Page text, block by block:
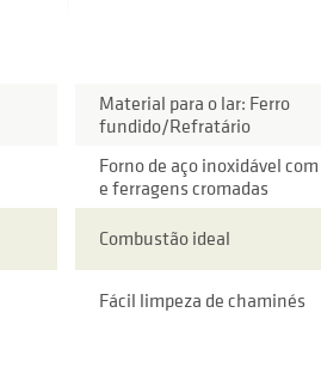
Material para o lar: Ferro
fundido/Refratário
Forno de aço inoxidável
e ferragens cromadas
Combustão ideal
Fácil limpeza de chaminés